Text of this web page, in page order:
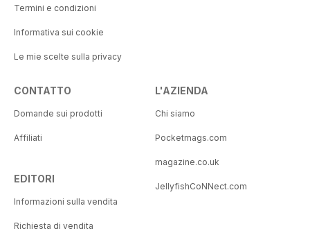
Termini e condizioni
Informativa sui cookie
Le mie scelte sulla privacy
CONTATTO
Domande sui prodotti
Affiliati
EDITORI
Informazioni sulla vendita
Richiesta di vendita
L'AZIENDA
Chi siamo
Pocketmags.com
magazine.co.uk
JellyfishCoNNect.com